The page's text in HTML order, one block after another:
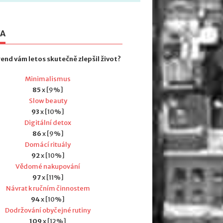
vám letos skutečně zlepšil život?
Minimalismus
85x [9%]
Slow beauty
93x [10%]
Digitální detox
86x [9%]
Domácí rituály
92x [10%]
Vědomé nakupování
97x [11%]
Návrat k ručním činnostem
94x [10%]
Dodržování obyčejné rutiny
109x [12%]